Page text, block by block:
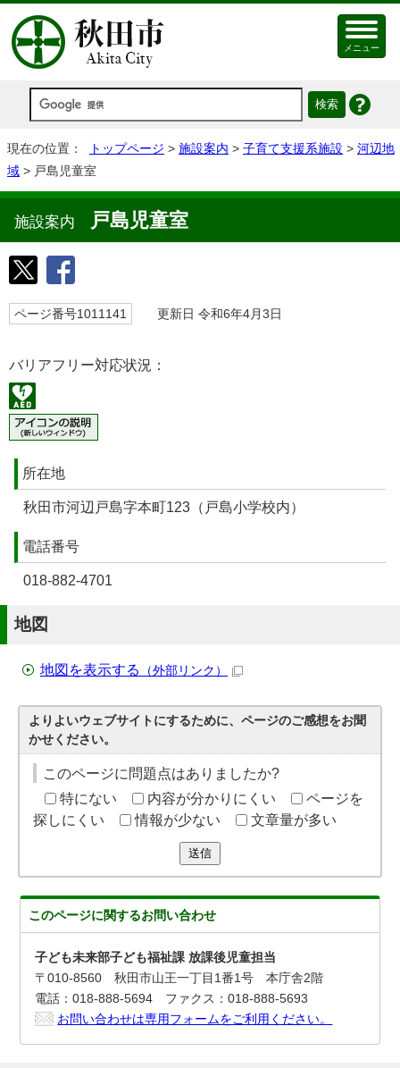
メニュー
現在の位置： トップページ > 施設案内 > 子育て支援系施設 > 河辺地
域 > 戸島児童室
施設案内 戸島児童室
ページ番号1011141 更新日 令和6年4月3日
バリアフリー対応状況：
所在地
秋田市河辺戸島字本町123（戸島小学校内）
電話番号
018-882-4701
地図
地図を表示する （外部リンク）
よりよいウェブサイトにするために、ページのご感想をお聞
かせください。
このページに問題点はありましたか?
特にない
内容が分かりにくい
ページを
探しにくい
情報が少ない 文章量が多い
送信
このページに関するお問い合わせ
子ども未来部子ども福祉課 放課後児童担当
〒010-8560 秋田市山王一丁目1番1号 本庁舎2階
電話：018-888-5694 ファクス：018-888-5693
お問い合わせは専用フォームをご利用ください。